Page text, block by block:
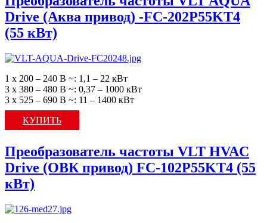
Drive (Аква привод) -FC-202P55KT4
(55 кВт)
1 х 200 – 240 В ~: 1,1 – 22 кВт
3 х 380 – 480 В ~: 0,37 – 1000 кВт
3 х 525 – 690 В ~: 11 – 1400 кВт
КУПИТЬ
Преобразователь частоты VLT HVAC
Drive (ОВК привод) FC-102P55KT4 (55
кВт)